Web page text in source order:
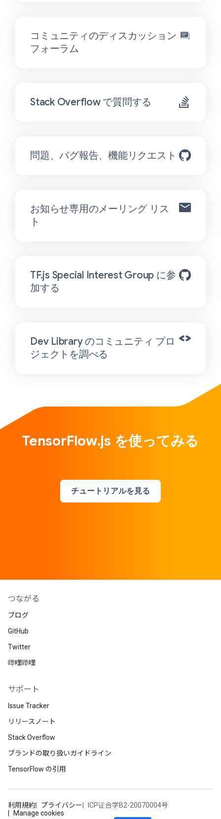
コミュニティのディスカッション
フォーラム
Stack Overflow で質問する
問題、バグ報告、機能リクエスト
お知らせ専用のメーリング リス
ト
TF.js Special Interest Group に参
加する
Dev Library のコミュニティ プロ
ジェクトを調べる
TensorFlow.js を使ってみる
チュートリアルを見る
つながる
ブログ
GitHub
Twitter
哔哩哔哩
サポート
Issue Tracker
リリースノート
Stack Overflow
ブランドの取り扱いガイドライン
TensorFlow の引用
利用規約 プライバシー
ICP证合字B2-20070004号
Manage cookies